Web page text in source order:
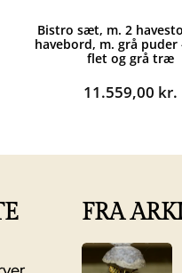
Bistro sæt, m. 2
havebord, m. grå puder
flet og grå træ
11.559,00 kr.
FRA